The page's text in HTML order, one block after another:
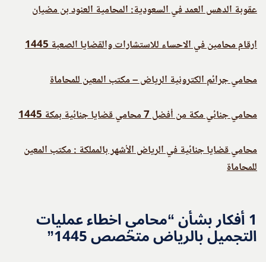
عقوبة الدهس العمد في السعودية: المحامية العنود بن مضيان
ارقام محامين في الاحساء للاستشارات والقضايا الصعبة 1445
محامي جرائم الكترونية الرياض – مكتب المعين للمحاماة
محامي جنائي مكة من أفضل 7 محامي قضايا جنائية بمكة 1445
محامي قضايا جنائية في الرياض الأشهر بالمملكة : مكتب المعين
للمحاماة
1 أفكار بشأن “محامي اخطاء عمليات
التجميل بالرياض متخصص 1445”